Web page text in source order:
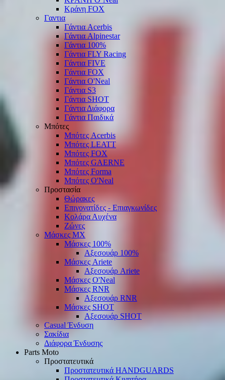
Κράνη FOX
Γαντια
Γάντια Acerbis
Γάντια Alpinestar
Γάντια 100%
Γάντια FLY Racing
Γάντια FIVE
Γάντια FOX
Γάντια O'Νeal
Γάντια S3
Γάντια SHOT
Γάντια Διάφορα
Γάντια Παιδικά
Μπότες
Μπότες Acerbis
Μπότες LEATT
Μπότες FOX
Μπότες GAERNE
Μπότες Forma
Μπότες O'Neal
Προστασία
Θώρακες
Επιγονατίδες - Επιαγκωνίδες
Κολάρα Αυχένα
Ζώνες
Μάσκες ΜΧ
Μάσκες 100%
Αξεσουάρ 100%
Μάσκες Ariete
Αξεσουάρ Ariete
Μάσκες O'Neal
Μάσκες RNR
Αξεσουάρ RNR
Μάσκες SHOT
Αξεσουάρ SHOT
Casual Ένδυση
Σακίδια
Διάφορα Ένδυσης
Parts Moto
Προστατευτικά
Προστατευτικά HANDGUARDS